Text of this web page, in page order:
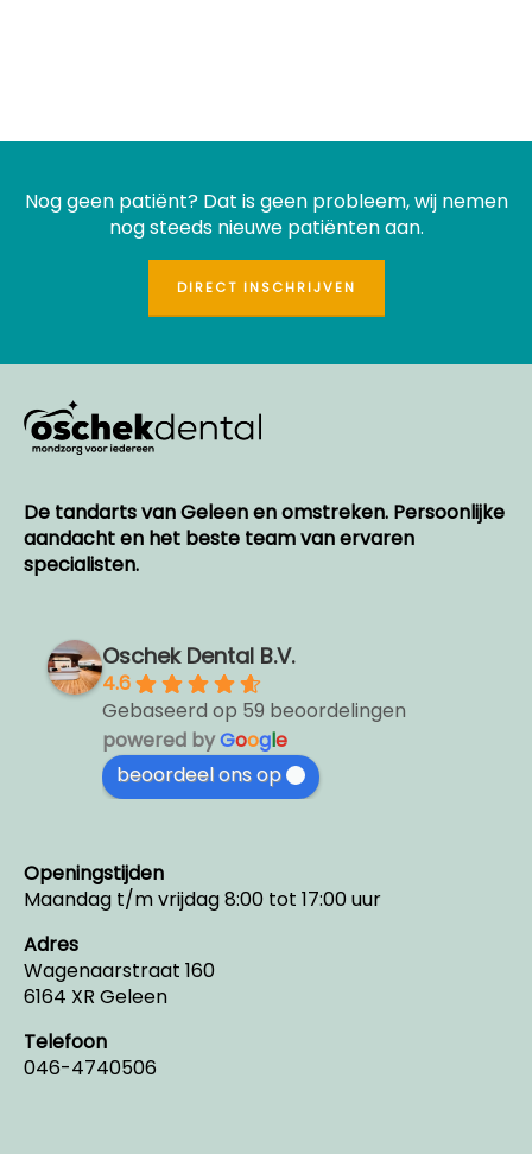
Nog geen patiënt? Dat is geen probleem, wij nemen
nog steeds nieuwe patiënten aan.
DIRECT INSCHRIJVEN
De tandarts van Geleen en omstreken. Persoonlijke
aandacht en het beste team van ervaren
specialisten.
Oschek Dental B.V.
4.6
Gebaseerd op 59 beoordelingen
powered byGoogle
beoordeel ons op
Openingstijden
Maandag t/m vrijdag 8:00 tot 17:00 uur
Adres
Wagenaarstraat 160
6164 XR Geleen
Telefoon
046-4740506